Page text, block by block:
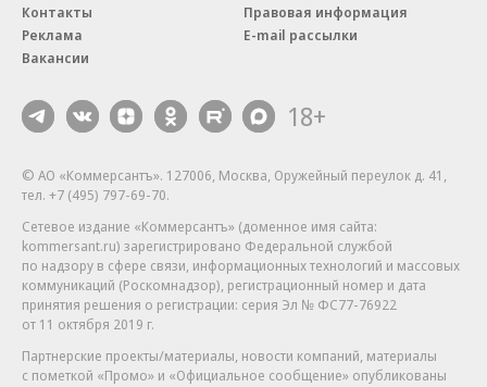
Контакты
Реклама
Вакансии
Правовая информация
E-mail рассылки
18+
© АО «Коммерсантъ». 127006, Москва, Оружейный переулок д. 41,
тел. +7 (495) 797-69-70.
Сетевое издание «Коммерсантъ» (доменное имя сайта:
kommersant.ru) зарегистрировано Федеральной службой
по надзору в сфере связи, информационных технологий и массовых
коммуникаций (Роскомнадзор), регистрационный номер и дата
принятия решения о регистрации: серия Эл № ФС77-76922
от 11 октября 2019 г.
Партнерские проекты/материалы, новости компаний, материалы
с пометкой «Промо» и «Официальное сообщение» опубликованы